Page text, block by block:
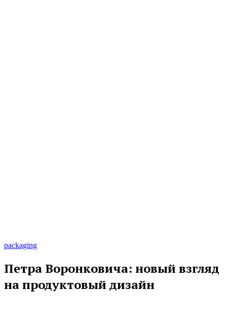
packaging
Петра Воронковича: новый взгляд
на продуктовый дизайн